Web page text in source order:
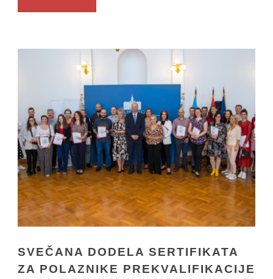
SVEČANA DODELA SERTIFIKATA
ZA POLAZNIKE PREKVALIFIKACIJE